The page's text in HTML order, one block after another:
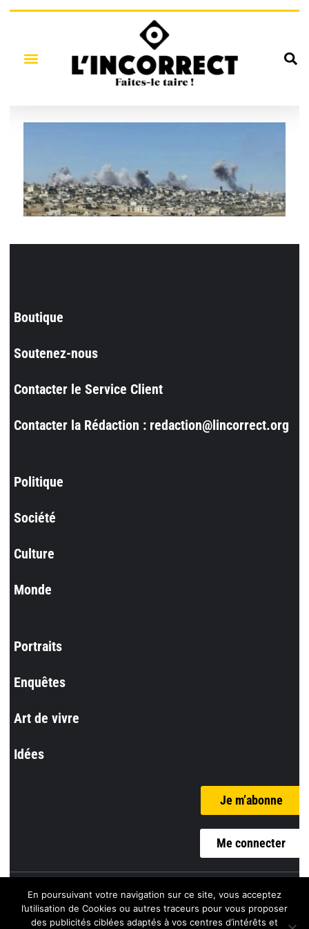
Boutique
Soutenez-nous
Contacter le Service Client
Contacter la Rédaction : redaction@lincorrect.org
Politique
Société
Culture
Monde
Portraits
Enquêtes
Art de vivre
Idées
Je m’abonne
Me connecter
© l’Incorrect
En poursuivant votre navigation sur ce site, vous acceptez
l’utilisation de Cookies ou autres traceurs pour vous proposer
des publicités ciblées adaptés à vos centres d’intérêts et